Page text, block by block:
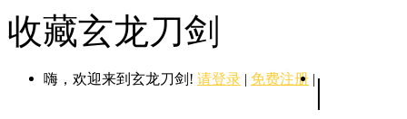
收藏玄龙刀剑
嗨，欢迎来到玄龙刀剑! 请登录 | 免费注册 | |